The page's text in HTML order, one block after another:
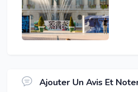
Ajouter Un Avis Et